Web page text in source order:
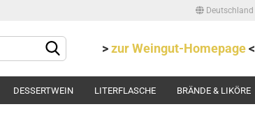
Deutschland
Lieferland >zur Weingut-Homepage<
DESSERTWEIN LITERFLASCHE BRÄNDE & LIKÖRE